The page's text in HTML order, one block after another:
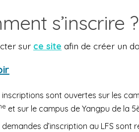
s’inscrire ?
sur ce site afin de créer un
inscriptions sont ouvertes sur les
et sur le campus de Yangpu de la
demandes d’inscription au LFS sont